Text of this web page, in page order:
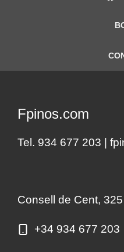
Fpinos.com
Tel. 934 677 203 |
Consell de Cent,
+34 934 677 203